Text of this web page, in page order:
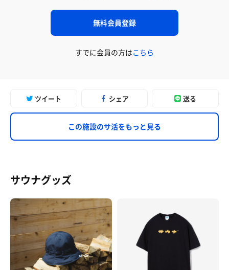
無料会員登録
すでに会員の方はこちら
ツイート シェア 送る
この施設のサ活をもっと見る
サウナグッズ